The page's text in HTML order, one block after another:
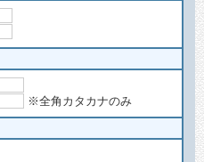
※全角カタカナのみ